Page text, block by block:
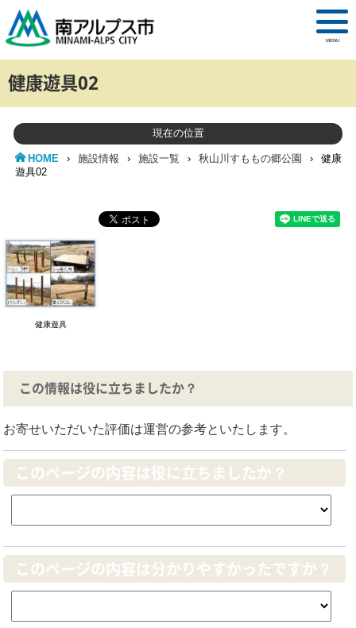
MENU
健康遊具02
現在の位置
HOME › 施設情報 › 施設一覧 › 秋山川すももの郷公園 ›
健康
遊具02
健康遊具
この情報は役に立ちましたか？
お寄せいただいた評価は運営の参考といたします。
このページの内容は役に立ちましたか？
このページの内容は分かりやすかったですか？